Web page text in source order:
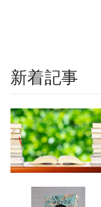
新着記事